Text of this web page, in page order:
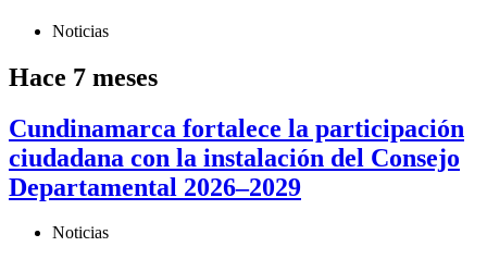
Noticias
Hace 7 meses
Cundinamarca fortalece la participación
ciudadana con la instalación del Consejo
Departamental 2026–2029
Noticias